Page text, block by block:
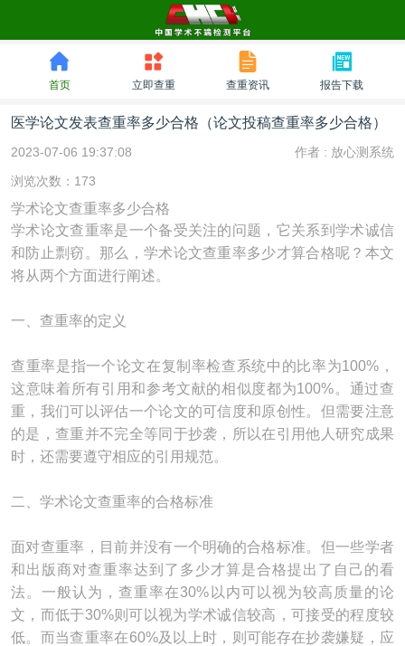
首页 立即查重 查重资讯 报告下载
医学论文发表查重率多少合格（论文投稿查重率多少合格）
2023-07-06 19:37:08 作者 : 放心测系统
浏览次数：173
学术论文查重率多少合格
学术论文查重率是一个备受关注的问题，它关系到学术诚信
和防止剽窃。那么，学术论文查重率多少才算合格呢？本文
将从两个方面进行阐述。
一、查重率的定义
查重率是指一个论文在复制率检查系统中的比率为100%，
这意味着所有引用和参考文献的相似度都为100%。通过查
重，我们可以评估一个论文的可信度和原创性。但需要注意
的是，查重并不完全等同于抄袭，所以在引用他人研究成果
时，还需要遵守相应的引用规范。
二、学术论文查重率的合格标准
面对查重率，目前并没有一个明确的合格标准。但一些学者
和出版商对查重率达到了多少才算是合格提出了自己的看
法。一般认为，查重率在30%以内可以视为较高质量的论
文，而低于30%则可以视为学术诚信较高，可接受的程度较
低。而当查重率在60%及以上时，则可能存在抄袭嫌疑，应